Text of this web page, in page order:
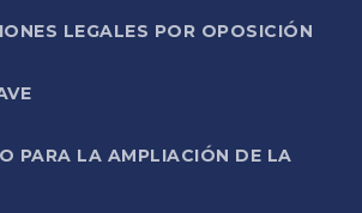
LEGALES POR OPOSICIÓN
PARA LA AMPLIACIÓN DE LA